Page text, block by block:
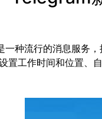
一种流行的消息服务
置工作时间和位置、